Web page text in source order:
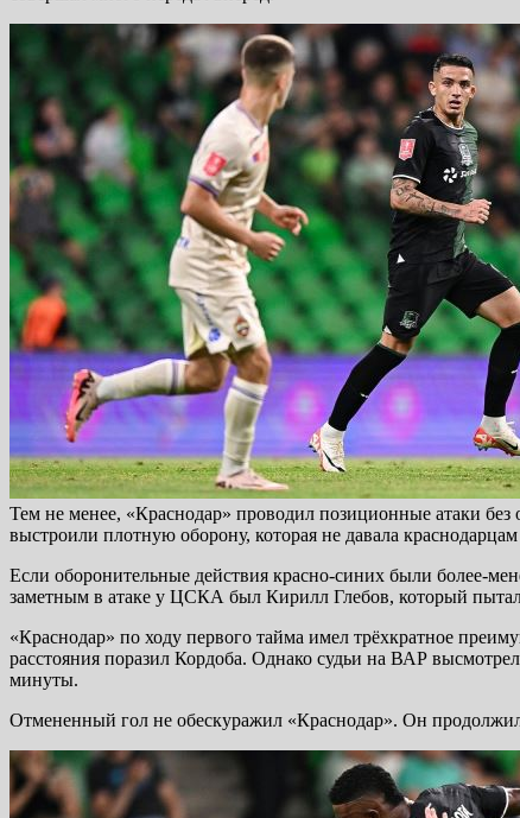
Тем не менее, «Краснодар» проводил позиционные атаки
выстроили плотную оборону, которая не давала
Если оборонительные действия красно-синих были более-
заметным в атаке у ЦСКА был Кирилл Глебов, который
«Краснодар» по ходу первого тайма имел трёхкратное
расстояния поразил Кордоба. Однако судьи на ВАР
минуты.
Отмененный гол не обескуражил «Краснодар». Он